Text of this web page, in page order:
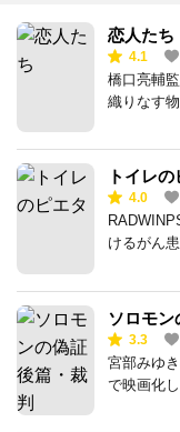
恋人たち
4.1
橋口亮輔
織りなす
トイレの
4.0
けるがん
ソロモン
3.3
宮部みゆ
で映画化